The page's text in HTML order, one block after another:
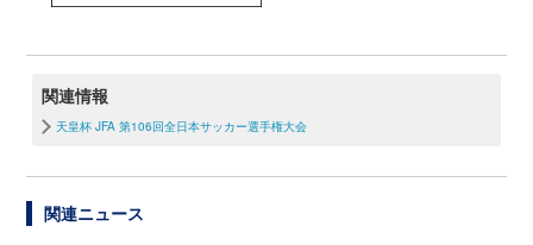
関連情報
天皇杯 JFA 第106回全日本サッカー選手権大会
関連ニュース